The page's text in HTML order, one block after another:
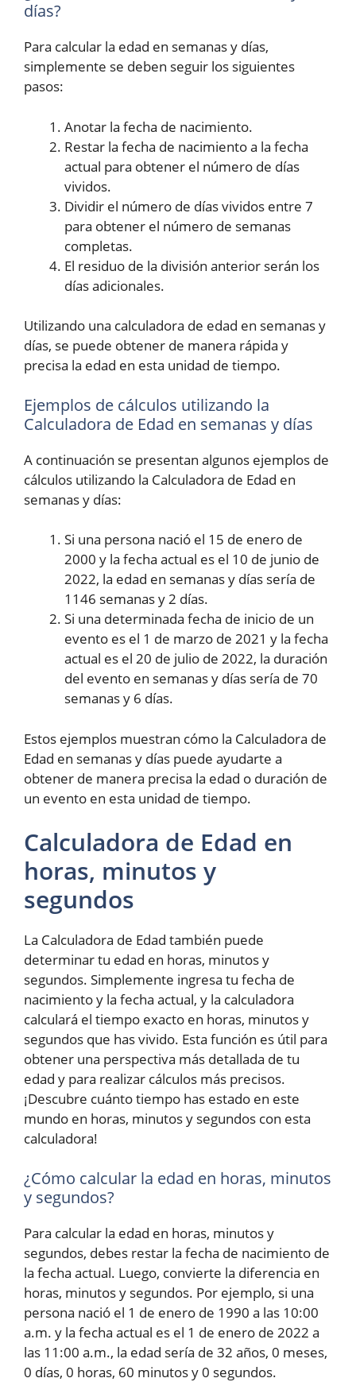
días?
Para calcular la edad en semanas y días,
simplemente se deben seguir los siguientes
pasos:
Anotar la fecha de nacimiento.
Restar la fecha de nacimiento a la fecha
actual para obtener el número de días
vividos.
Dividir el número de días vividos entre 7
para obtener el número de semanas
completas.
El residuo de la división anterior serán los
días adicionales.
Utilizando una calculadora de edad en semanas y
días, se puede obtener de manera rápida y
precisa la edad en esta unidad de tiempo.
Ejemplos de cálculos utilizando la
Calculadora de Edad en semanas y días
A continuación se presentan algunos ejemplos de
cálculos utilizando la Calculadora de Edad en
semanas y días:
Si una persona nació el 15 de enero de
2000 y la fecha actual es el 10 de junio de
2022, la edad en semanas y días sería de
1146 semanas y 2 días.
Si una determinada fecha de inicio de un
evento es el 1 de marzo de 2021 y la fecha
actual es el 20 de julio de 2022, la duración
del evento en semanas y días sería de 70
semanas y 6 días.
Estos ejemplos muestran cómo la Calculadora de
Edad en semanas y días puede ayudarte a
obtener de manera precisa la edad o duración de
un evento en esta unidad de tiempo.
Calculadora de Edad en
horas, minutos y
segundos
La Calculadora de Edad también puede
determinar tu edad en horas, minutos y
segundos. Simplemente ingresa tu fecha de
nacimiento y la fecha actual, y la calculadora
calculará el tiempo exacto en horas, minutos y
segundos que has vivido. Esta función es útil para
obtener una perspectiva más detallada de tu
edad y para realizar cálculos más precisos.
¡Descubre cuánto tiempo has estado en este
mundo en horas, minutos y segundos con esta
calculadora!
¿Cómo calcular la edad en horas, minutos
y segundos?
Para calcular la edad en horas, minutos y
segundos, debes restar la fecha de nacimiento de
la fecha actual. Luego, convierte la diferencia en
horas, minutos y segundos. Por ejemplo, si una
persona nació el 1 de enero de 1990 a las 10:00
a.m. y la fecha actual es el 1 de enero de 2022 a
las 11:00 a.m., la edad sería de 32 años, 0 meses,
0 días, 0 horas, 60 minutos y 0 segundos.